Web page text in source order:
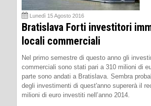
Lunedì 15 Agosto 2016
Bratislava Forti investitori
locali commerciali
Nel primo semestre di questo anno gli
commerciali sono stati pari a 310 milioni di
parte sono andati a Bratislava. Sembra
degli investimenti di quest'anno supererà il
milioni di euro investiti nell’anno 2014.